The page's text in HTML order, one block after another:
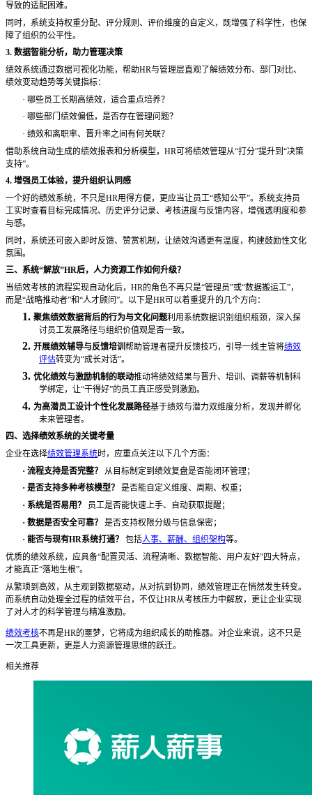
导致的适配困难。
同时，系统支持权重分配、评分规则、评价维度的自定义，既增强了科学性，也保
障了组织的公平性。
3. 数据智能分析，助力管理决策
绩效系统通过数据可视化功能，帮助HR与管理层直观了解绩效分布、部门对比、
绩效变动趋势等关键指标：
· 哪些员工长期高绩效，适合重点培养？
· 哪些部门绩效偏低，是否存在管理问题？
· 绩效和离职率、晋升率之间有何关联？
借助系统自动生成的绩效报表和分析模型， HR可将绩效管理从“打分”提升到“决策
支持”。
4. 增强员工体验，提升组织认同感
一个好的绩效系统，不只是HR用得方便，更应当让员工“感知公平”。系统支持员
工实时查看目标完成情况、历史评分记录、考核进度与反馈内容，增强透明度和参
与感。
同时，系统还可嵌入即时反馈、赞赏机制，让绩效沟通更有温度，构建鼓励性文化
氛围。
三、系统“解放”HR后，人力资源工作如何升级？
当绩效考核的流程实现自动化后， HR的角色不再只是“管理员”或“数据搬运工”，
而是“战略推动者”和“人才顾问”。以下是HR可以着重提升的几个方向：
1. 聚焦绩效数据背后的行为与文化问题利用系统数据识别组织瓶颈，深入探
讨员工发展路径与组织价值观是否一致。
2. 开展绩效辅导与反馈培训 帮助管理者提升反馈技巧，引导一线主管将绩效
评估转变为“成长对话”。
3. 优化绩效与激励机制的联动推动将绩效结果与晋升、培训、调薪等机制科
学绑定，让“干得好”的员工真正感受到激励。
4. 为高潜员工设计个性化发展路径基于绩效与潜力双维度分析，发现并孵化
未来管理者。
四、选择绩效系统的关键考量
企业在选择绩效管理系统时，应重点关注以下几个方面：
· 流程支持是否完整？ 从目标制定到绩效复盘是否能闭环管理；
· 是否支持多种考核模型？ 是否能自定义维度、周期、权重；
· 系统是否易用？ 员工是否能快速上手、自动获取提醒；
· 数据是否安全可靠？ 是否支持权限分级与信息保密；
· 能否与现有HR系统打通？ 包括人事、薪酬、组织架构等。
优质的绩效系统，应具备“配置灵活、流程清晰、数据智能、用户友好”四大特点，
才能真正“落地生根”。
从繁琐到高效，从主观到数据驱动，从对抗到协同，绩效管理正在悄然发生转变。
而系统自动处理全过程的绩效平台，不仅让HR从考核压力中解放，更让企业实现
了对人才的科学管理与精准激励。
绩效考核不再是HR的噩梦，它将成为组织成长的助推器。对企业来说，这不只是
一次工具更新，更是人力资源管理思维的跃迁。
相关推荐